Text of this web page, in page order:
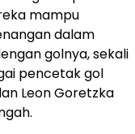
mampu
dalam
golnya, sekali
pencetak gol
Leon Goretzka